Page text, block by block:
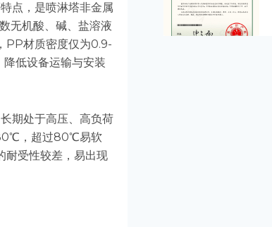
点，是喷淋塔非金属
无机酸、碱、盐溶液
PP材质密度仅为0.9-
低设备运输与安装
期处于高压、高负荷
，超过80℃易软
耐受性较差，易出现